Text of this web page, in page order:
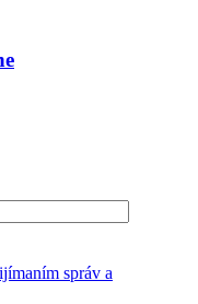
správ a